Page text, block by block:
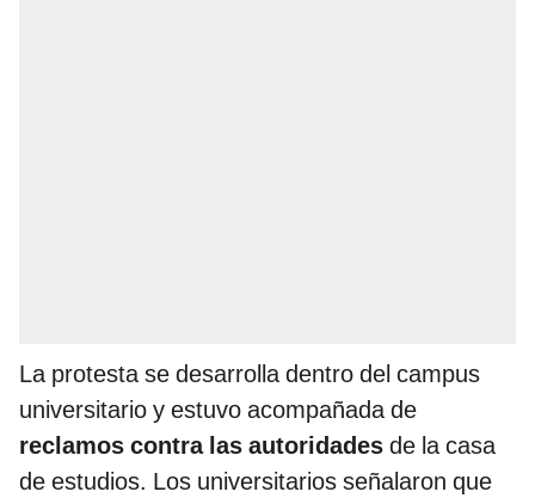
La protesta se desarrolla dentro del campus
universitario y estuvo acompañada de
reclamos contra las autoridades de la casa
de estudios. Los universitarios señalaron que